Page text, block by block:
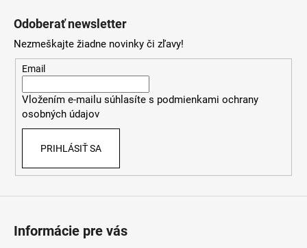
Odoberať newsletter
Nezmeškajte žiadne novinky či zľavy!
Email
Vložením e-mailu súhlasíte s podmienkami ochrany
osobných údajov
PRIHLÁSIŤ SA
Informácie pre vás